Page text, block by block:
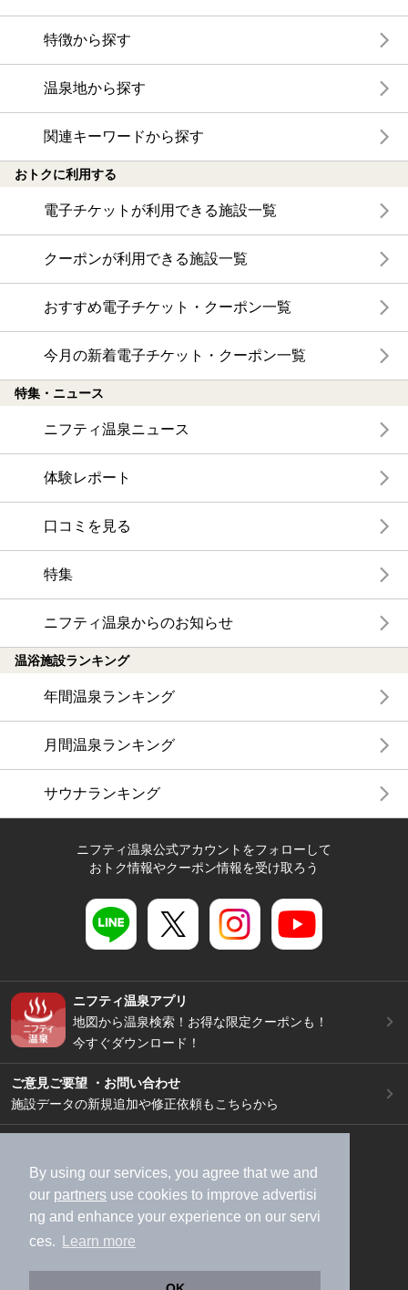
By using our services, you agree that we and
our partners use cookies to improve advertisi
ng and enhance your experience on our servi
ces.
Learn more
特徴から探す
温泉地から探す
関連キーワードから探す
おトクに利用する
電子チケットが利用できる施設一覧
クーポンが利用できる施設一覧
おすすめ電子チケット・クーポン一覧
今月の新着電子チケット・クーポン一覧
特集・ニュース
ニフティ温泉ニュース
体験レポート
口コミを見る
特集
ニフティ温泉からのお知らせ
温浴施設ランキング
年間温泉ランキング
月間温泉ランキング
サウナランキング
ニフティ温泉公式アカウントをフォローして
おトク情報やクーポン情報を受け取ろう
ニフティ温泉アプリ
地図から温泉検索！お得な限定クーポンも！
今すぐダウンロード！
ご意見ご要望 ・お問い合わせ
施設データの新規追加や修正依頼もこちらから
加盟店募集（資料請求）
広告出稿のご案内
利用規約
ライフスタイルMEMBERS+規約
特定商取引法に基づく表記
ヘルプ
採用情報
運営会社